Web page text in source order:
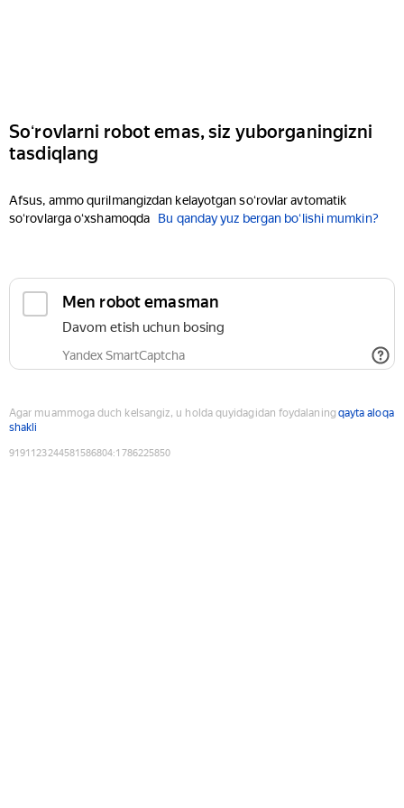
Soʻrovlarni robot emas, siz yuborganingizni
tasdiqlang
Afsus, ammo qurilmangizdan kelayotgan soʻrovlar avtomatik
soʻrovlarga oʻxshamoqda
Bu qanday yuz bergan boʻlishi mumkin?
Men robot emasman
Davom etish uchun bosing
Yandex SmartCaptcha
Agar muammoga duch kelsangiz, u holda quyidagidan foydalaning qayta aloqa
shakli
9191123244581586804:1786225850